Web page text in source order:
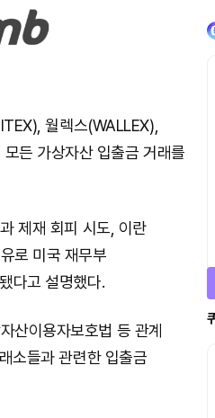
월렉스(WALLEX),
든 가상자산 입출금 거래를
제재 회피 시도, 이란
로 미국 재무부
다고 설명했다.
산이용자보호법 등 관계
소들과 관련한 입출금